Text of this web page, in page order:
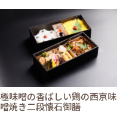
極味噌の香ばしい鶏の西京味
噌焼き二段懐石御膳